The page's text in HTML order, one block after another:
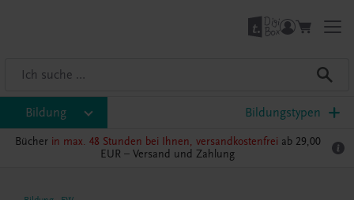
Bildung Bildungstypen
Bücher in max. 48 Stunden bei Ihnen, versandkostenfrei ab 29,00
EUR – Versand und Zahlung